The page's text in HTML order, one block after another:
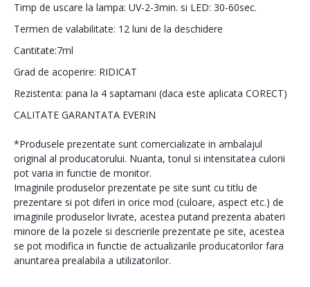
Timp de uscare la lampa: UV-2-3min. si LED: 30-60sec.
Termen de valabilitate: 12 luni de la deschidere
Cantitate:7ml
Grad de acoperire: RIDICAT
Rezistenta: pana la 4 saptamani (daca este aplicata CORECT)
CALITATE GARANTATA EVERIN
*Produsele prezentate sunt comercializate in ambalajul
original al producatorului. Nuanta, tonul si intensitatea culorii
pot varia in functie de monitor.
Imaginile produselor prezentate pe site sunt cu titlu de
prezentare si pot diferi in orice mod (culoare, aspect etc.) de
imaginile produselor livrate, acestea putand prezenta abateri
minore de la pozele si descrierile prezentate pe site, acestea
se pot modifica in functie de actualizarile producatorilor fara
anuntarea prealabila a utilizatorilor.